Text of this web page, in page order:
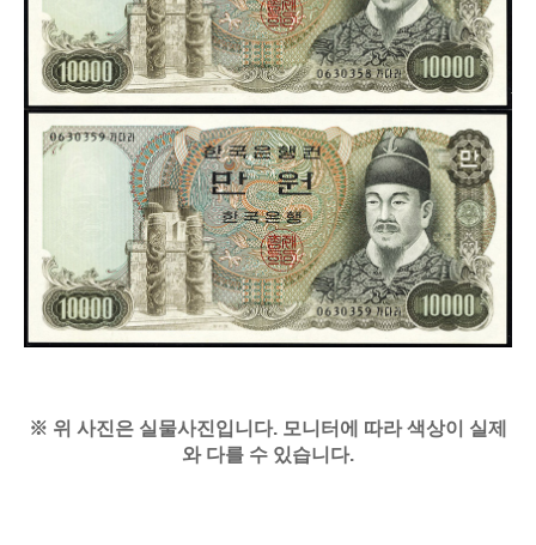
※ 위 사진은 실물사진입니다. 모니터에 따라 색상이 실제
와 다를 수 있습니다.